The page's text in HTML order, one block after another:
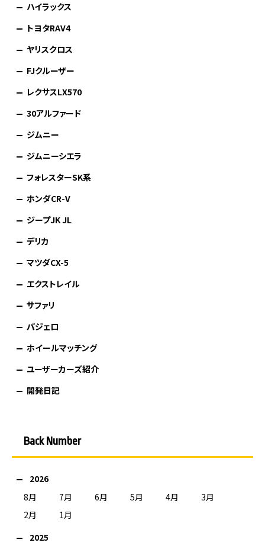
ハイラックス
トヨタRAV4
ヤリスクロス
FJクルーザー
レクサスLX570
30アルファード
ジムニー
ジムニーシエラ
フォレスターSK系
ホンダCR-V
ジープJK JL
デリカ
マツダCX-5
エクストレイル
サファリ
パジェロ
ホイールマッチング
ユーザーカーズ紹介
開発日記
Back Number
2026
8月
7月 6月 5月 4月
3月
2月
1月
2025